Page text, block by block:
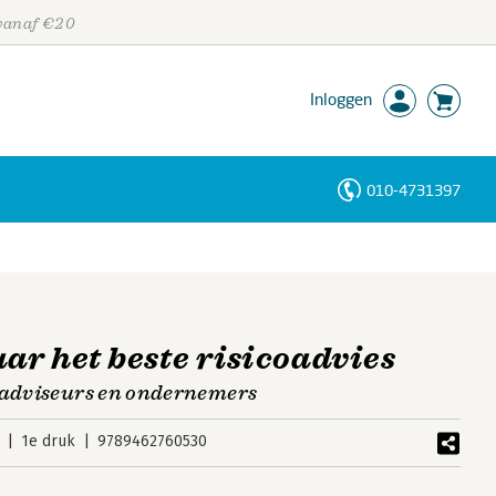
€20
Inloggen
010-4731397
het beste risicoadvies
en ondernemers
1e druk 9789462760530
Personen